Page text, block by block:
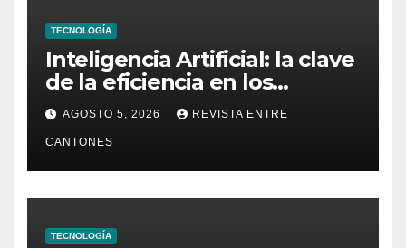
TECNOLOGÍA
Inteligencia Artificial: la clave
de la eficiencia en los
Centros de Operaciones de
Seguridad
AGOSTO 5, 2026 REVISTA ENTRE
CANTONES
TECNOLOGÍA